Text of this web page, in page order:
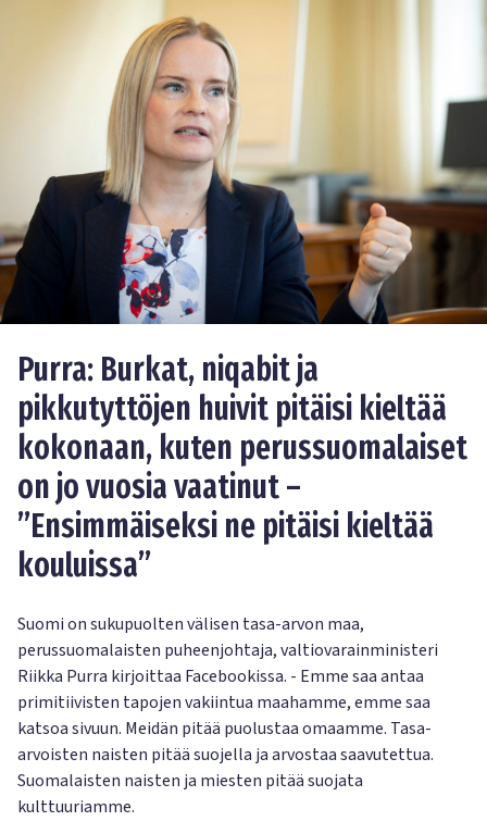
Purra: Burkat, niqabit ja
pikkutyttöjen huivit pitäisi kieltää
kokonaan, kuten perussuomalaiset
on jo vuosia vaatinut –
”Ensimmäiseksi ne pitäisi kieltää
kouluissa”
Suomi on sukupuolten välisen tasa-arvon maa,
perussuomalaisten puheenjohtaja, valtiovarainministeri
Riikka Purra kirjoittaa Facebookissa. - Emme saa antaa
primitiivisten tapojen vakiintua maahamme, emme saa
katsoa sivuun. Meidän pitää puolustaa omaamme. Tasa-
arvoisten naisten pitää suojella ja arvostaa saavutettua.
Suomalaisten naisten ja miesten pitää suojata
kulttuuriamme.